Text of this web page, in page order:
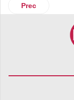
Articolo
Prec